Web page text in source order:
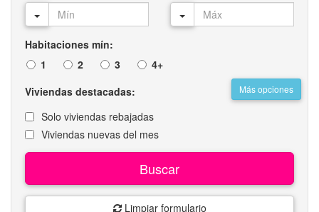
Habitaciones mín:
1
2 3 4+
Más opciones
Viviendas destacadas:
Solo viviendas rebajadas
Viviendas nuevas del mes
Buscar
Limpiar formulario